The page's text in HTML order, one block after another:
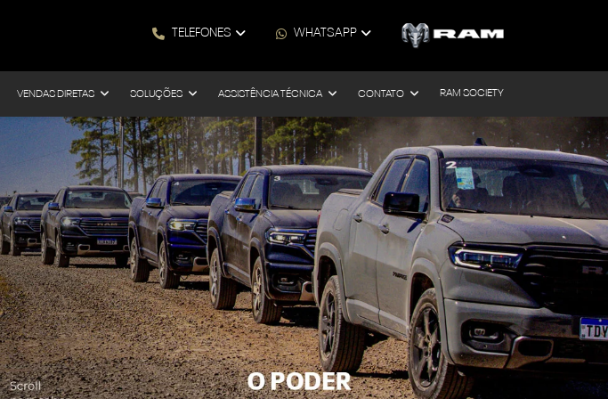
TELEFONES WHATSAPP
VENDAS DIRETAS SOLUÇÕES ASSISTÊNCIA TÉCNICA CONTATO RAM SOCIETY